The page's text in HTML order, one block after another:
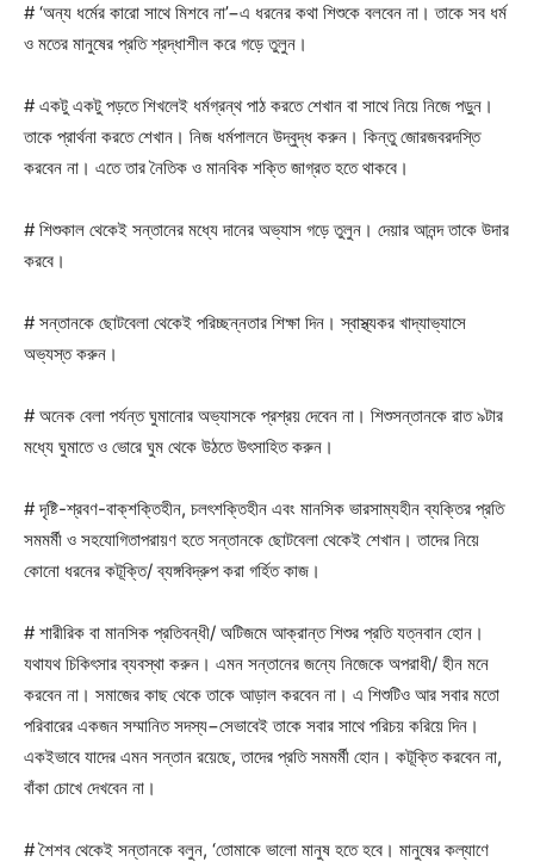
# ‘অন্য ধর্মের কারো সাথে মিশবে না’−এ ধরনের কথা শিশুকে বলবেন না। তাকে সব ধর্ম
ও মতের মানুষের প্রতি শ্রদ্ধাশীল করে গড়ে তুলুন।
# একটু একটু পড়তে শিখলেই ধর্মগ্রন্থ পাঠ করতে শেখান বা সাথে নিয়ে নিজে পড়ুন।
তাকে প্রার্থনা করতে শেখান। নিজ ধর্মপালনে উদ্বুদ্ধ করুন। কিন্তু জোরজবরদস্তি
করবেন না। এতে তার নৈতিক ও মানবিক শক্তি জাগ্রত হতে থাকবে।
# শিশুকাল থেকেই সন্তানের মধ্যে দানের অভ্যাস গড়ে তুলুন। দেয়ার আনন্দ তাকে উদার
করবে।
# সন্তানকে ছোটবেলা থেকেই পরিচ্ছন্নতার শিক্ষা দিন। স্বাস্থ্যকর খাদ্যাভ্যাসে
অভ্যস্ত করুন।
# অনেক বেলা পর্যন্ত ঘুমানোর অভ্যাসকে প্রশ্রয় দেবেন না। শিশুসন্তানকে রাত ৯টার
মধ্যে ঘুমাতে ও ভোরে ঘুম থেকে উঠতে উৎসাহিত করুন।
# দৃষ্টি-শ্রবণ-বাক্‌শক্তিহীন, চলৎশক্তিহীন এবং মানসিক ভারসাম্যহীন ব্যক্তির প্রতি
সমমর্মী ও সহযোগিতাপরায়ণ হতে সন্তানকে ছোটবেলা থেকেই শেখান। তাদের নিয়ে
কোনো ধরনের কটূক্তি/ ব্যঙ্গবিদ্রুপ করা গর্হিত কাজ।
# শারীরিক বা মানসিক প্রতিবন্ধী/ অটিজমে আক্রান্ত শিশুর প্রতি যত্নবান হোন।
যথাযথ চিকিৎসার ব্যবস্থা করুন। এমন সন্তানের জন্যে নিজেকে অপরাধী/ হীন মনে
করবেন না। সমাজের কাছ থেকে তাকে আড়াল করবেন না। এ শিশুটিও আর সবার মতো
পরিবারের একজন সম্মানিত সদস্য−সেভাবেই তাকে সবার সাথে পরিচয় করিয়ে দিন।
একইভাবে যাদের এমন সন্তান রয়েছে, তাদের প্রতি সমমর্মী হোন। কটূক্তি করবেন না,
বাঁকা চোখে দেখবেন না।
# শৈশব থেকেই সন্তানকে বলুন, ‘তোমাকে ভালো মানুষ হতে হবে। মানুষের কল্যাণে